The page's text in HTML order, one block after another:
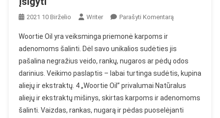
2021 10 Birželio Writer Parašyti KomentarąOn
–
Nuomonės,
Sudedamosios
Dalys,
Poveikis,
Kaina,
Woortie Oil yra veiksminga priemonė karpoms ir
adenomoms šalinti. Dėl savo unikalios sudėties jis
pašalina negražius veido, rankų, nugaros ar pėdų odos
darinius. Veikimo paslaptis – labai turtinga sudėtis, kupina
aliejų ir ekstraktų. 4 „Woortie Oil” privalumai Natūralus
aliejų ir ekstraktų mišinys, skirtas karpoms ir adenomoms
šalinti. Vaizdas, rankas, nugarą ir pėdas puoselėjanti